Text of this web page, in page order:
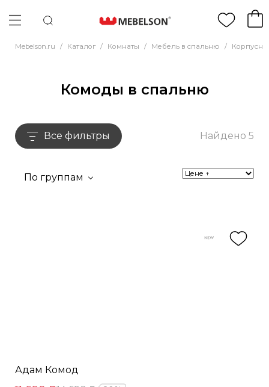
Mebelson.ru / Каталог / Комнаты / Мебель в спальню /
Комоды в спальню
Все фильтры Найдено 5
По группам
Адам Комод